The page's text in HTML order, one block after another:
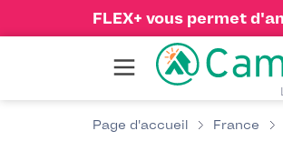
FLEX+ vous permet
Page d'accueil France